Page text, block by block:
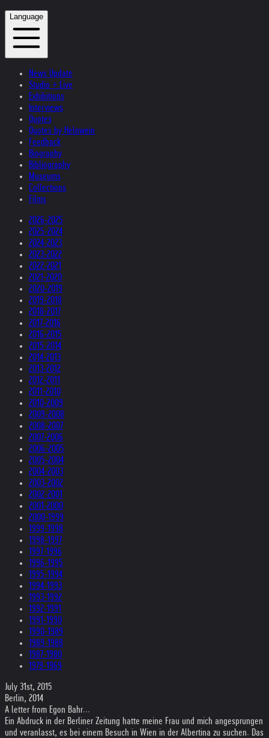
Language
News Update
Studio + Live
Exhibitions
Interviews
Quotes
Quotes by Helnwein
Feedback
Biography
Bibliography
Museums
Collections
Films
2026-2025
2025-2024
2024-2023
2023-2022
2022-2021
2021-2020
2020-2019
2019-2018
2018-2017
2017-2016
2016-2015
2015-2014
2014-2013
2013-2012
2012-2011
2011-2010
2010-2009
2009-2008
2008-2007
2007-2006
2006-2005
2005-2004
2004-2003
2003-2002
2002-2001
2001-2000
2000-1999
1999-1998
1998-1997
1997-1996
1996-1995
1995-1994
1994-1993
1993-1992
1992-1991
1991-1990
1990-1989
1989-1988
1987-1980
1979-1969
July 31st, 2015
Berlin, 2014
A letter from Egon Bahr...
Ein Abdruck in der Berliner Zeitung hatte meine Frau und mich angesprungen
und veranlasst, es bei einem Besuch in Wien in der Albertina zu suchen. Das